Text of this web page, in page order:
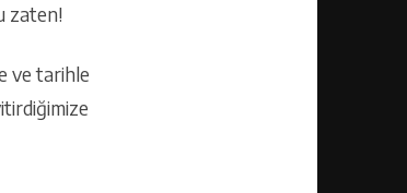
zaten!
ve tarihle